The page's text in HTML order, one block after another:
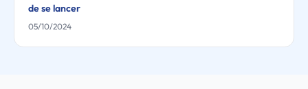
de se lancer
05/10/2024